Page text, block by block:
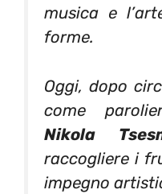
musica e
forme.
Oggi, dopo
come
Nikola
raccogliere i
impegno